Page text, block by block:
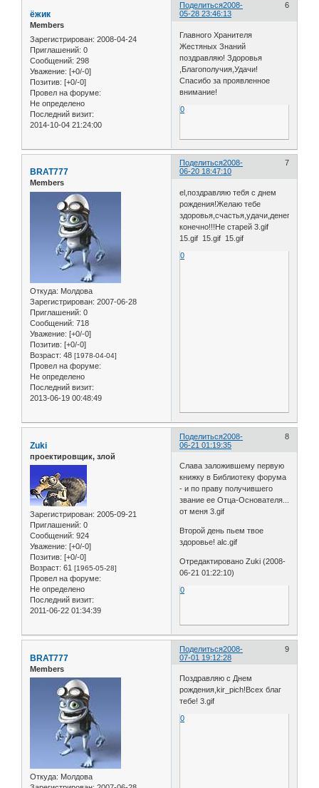
Поделиться 6
2008-
05-28 23:46:13
ёжик
Members
Зарегистрирован: 2008-04-24
Приглашений: 0
Сообщений: 298
Уважение: [+0/-0]
Позитив: [+0/-0]
Провел на форуме:
Не определено
Последний визит:
2014-10-04 21:24:00
Главного Хранителя
Жестяных Знаний
поздравляю! Здоровья
,Благополучия,Удачи!
Спасибо за проявленное
внимание!
0
Поделиться 7
2008-
06-20 18:47:10
BRAT777
Members
Откуда: Молдова
Зарегистрирован: 2007-06-28
Приглашений: 0
Сообщений: 718
Уважение: [+0/-0]
Позитив: [+0/-0]
Возраст: 48 [1978-04-04]
Провел на форуме:
Не определено
Последний визит:
2013-06-19 00:48:49
el,поздравляю тебя с днем
рождения!Желаю тебе
здоровья,счастья,удачи,денег
конечно!!!Не старей 3.gif
15.gif 15.gif 15.gif
0
Поделиться 8
2008-
06-21 01:19:35
Zuki
проектировщик, злой
Зарегистрирован: 2005-09-21
Приглашений: 0
Сообщений: 924
Уважение: [+0/-0]
Позитив: [+0/-0]
Возраст: 61 [1965-05-28]
Провел на форуме:
Не определено
Последний визит:
2011-06-22 01:34:39
Слава заложившему первую
книжку в Библиотеку форума
- и по праву получившего
звание ее Отца-Основателя...
от меня 3.gif
Второй день пьем твое
здоровье! alc.gif
Отредактировано Zuki (2008-
06-21 01:22:10)
0
Поделиться 9
2008-
07-01 19:12:28
BRAT777
Members
Откуда: Молдова
Поздравляю с Днем
рождения,kir_pich!Всех благ
тебе! 3.gif
0